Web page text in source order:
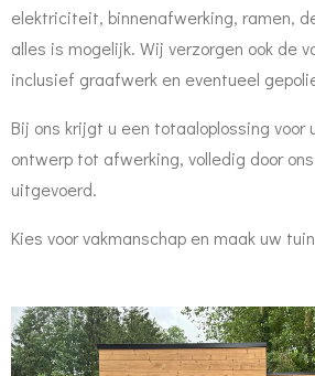
elektriciteit, binnenafwerking, ramen,
alles is mogelijk. Wij verzorgen ook de
inclusief graafwerk en eventueel
Bij ons krijgt u een totaaloplossing voor
ontwerp tot afwerking, volledig door
uitgevoerd.
Kies voor vakmanschap en maak uw